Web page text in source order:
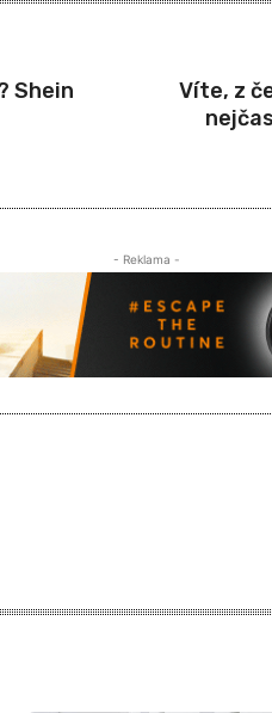
Shein
Víte, z
- Reklama -